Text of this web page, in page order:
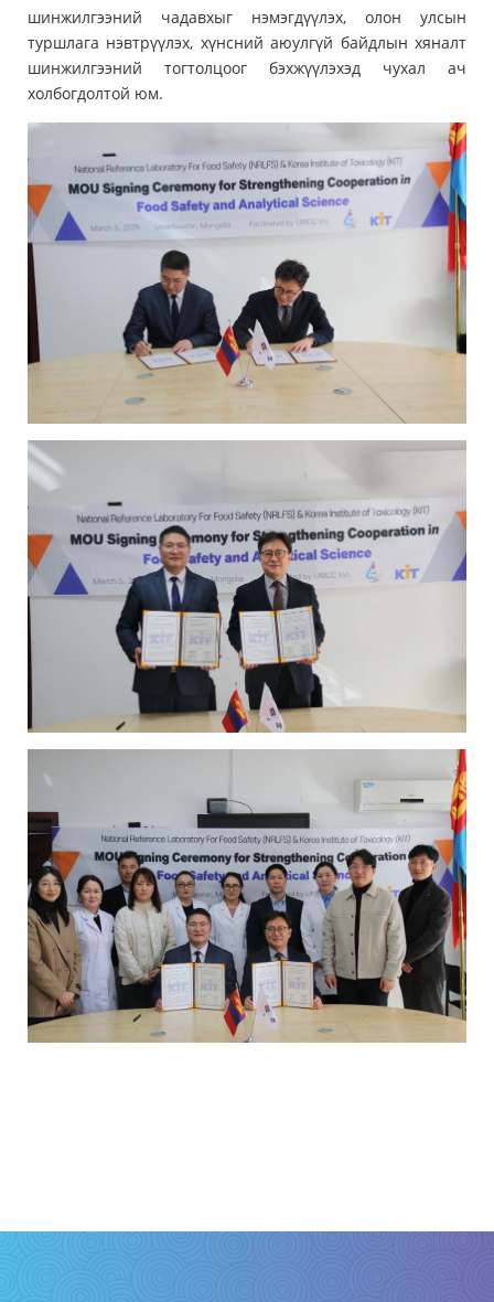
шинжилгээний чадавхыг нэмэгдүүлэх, олон улсын
туршлага нэвтрүүлэх, хүнсний аюулгүй байдлын хяналт
шинжилгээний тогтолцоог бэхжүүлэхэд чухал ач
холбогдолтой юм.